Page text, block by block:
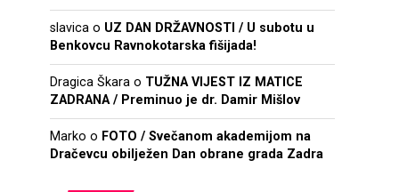
slavica o UZ DAN DRŽAVNOSTI / U subotu u
Benkovcu Ravnokotarska fišijada!
Dragica Škara o TUŽNA VIJEST IZ MATICE
ZADRANA / Preminuo je dr. Damir Mišlov
Marko o FOTO / Svečanom akademijom na
Dračevcu obilježen Dan obrane grada Zadra